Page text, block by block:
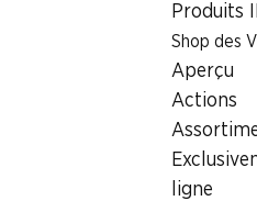
Produits
Shop des
Aperçu
Actions
ligne
Heures d'ouverture